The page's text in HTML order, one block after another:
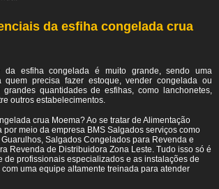
da esfiha congelada crua
esfiha congelada é muito grande, sendo uma
quem precisa fazer estoque, vender congelada ou
quantidades de esfihas, como lanchonetes,
outros estabelecimentos.
crua Moema? Ao se tratar de Alimentação
por meio da empresa BMS Salgados serviços como
Salgados Congelados para Revenda e
Revenda de Distribuidora Zona Leste. Tudo isso só é
de profissionais especializados e as instalações de
uma equipe altamente treinada para atender